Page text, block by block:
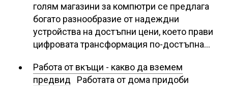
голям магазини за компютри се предлага
богато разнообразие от надеждни
устройства на достъпни цени, което прави
цифровата трансформация по-достъпна…
Работа от вкъщи - какво да вземем
предвид Работата от дома придоби